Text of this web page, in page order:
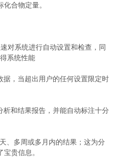
合物定量。
对系统进行自动设置和检查，同
系统性能
，当超出用户的任何设置限定时
和结果报告，并能自动标注十分
、多周或多月内的结果；这为分
贵信息。